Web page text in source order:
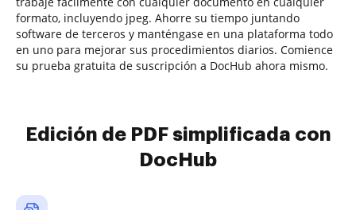
formato, incluyendo jpeg. Ahorre su tiempo juntando
software de terceros y manténgase en una plataforma todo
en uno para mejorar sus procedimientos diarios. Comience
su prueba gratuita de suscripción a DocHub ahora mismo.
Edición de PDF simplificada con
DocHub